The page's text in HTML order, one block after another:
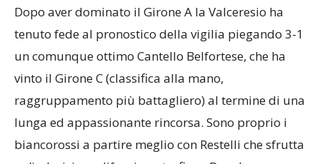
Dopo aver dominato il Girone A la Valceresio ha
tenuto fede al pronostico della vigilia piegando 3-1
un comunque ottimo Cantello Belfortese, che ha
raggruppamento più battagliero) al termine di una
lunga ed appassionante rincorsa. Sono proprio i
biancorossi a partire meglio con Restelli che sfrutta